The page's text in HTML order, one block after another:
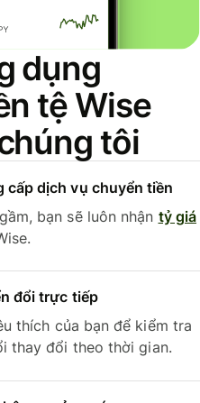
dụng
tệ Wise
tôi
cấp dịch vụ chuyển tiền
bạn sẽ luôn nhận tỷ giá
đổi trực tiếp
thích của bạn để kiểm tra
thay đổi theo thời gian.